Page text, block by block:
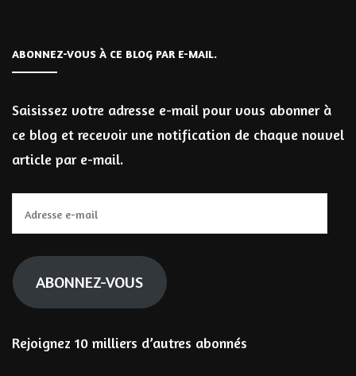
ABONNEZ-VOUS À CE BLOG PAR E-MAIL.
Saisissez votre adresse e-mail pour vous abonner à
ce blog et recevoir une notification de chaque nouvel
article par e-mail.
e-
mail
ABONNEZ-VOUS
Rejoignez 10 milliers d’autres abonnés